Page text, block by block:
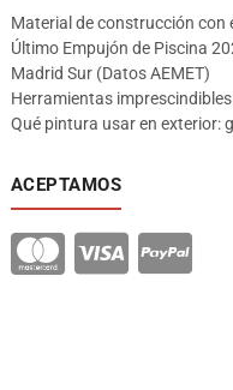
Material de construcción con
Último Empujón de Piscina
Madrid Sur (Datos AEMET)
Herramientas
Qué pintura usar en exterior:
ACEPTAMOS